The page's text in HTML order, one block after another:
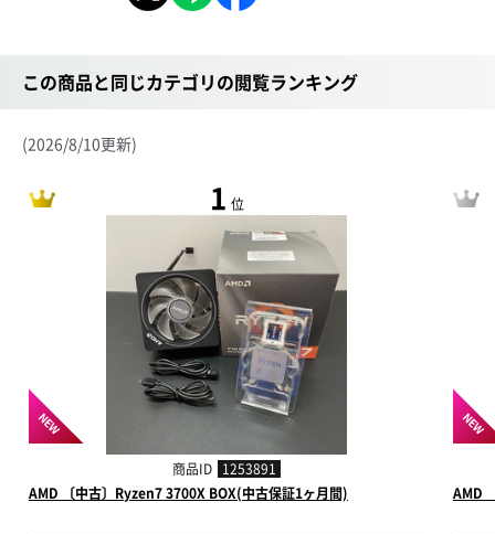
この商品と同じカテゴリの閲覧ランキング
(2026/8/10更新)
1 位
NEW
商品ID 1253891
AMD 〔中古〕Ryzen7 3700X BOX(中古保証1ヶ月間)
NEW
AMD